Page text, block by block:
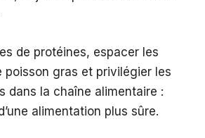
de protéines, espacer les
poisson gras et privilégier les
dans la chaîne alimentaire :
alimentation plus sûre.